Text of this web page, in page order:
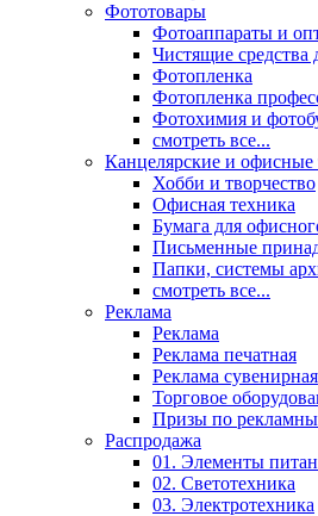
Фототовары
Фотоаппараты и
Чистящие средства
Фотопленка
Фотопленка
Фотохимия и
смотреть все...
Канцелярские и офисные
Хобби и творчество
Офисная техника
Бумага для
Письменные
Папки, системы
смотреть все...
Реклама
Реклама
Реклама печатная
Реклама сувенирная
Торговое
Призы по
Распродажа
01. Элементы
02. Светотехника
03. Электротехника